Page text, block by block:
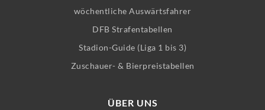
wöchentliche Auswärtsfahrer
DFB Strafentabellen
Stadion-Guide (Liga 1 bis 3)
Zuschauer- & Bierpreistabellen
ÜBER UNS